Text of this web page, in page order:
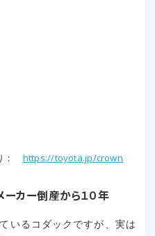
https://toyota.jp/crown
カー倒産から１０年
いるコダックですが、実は